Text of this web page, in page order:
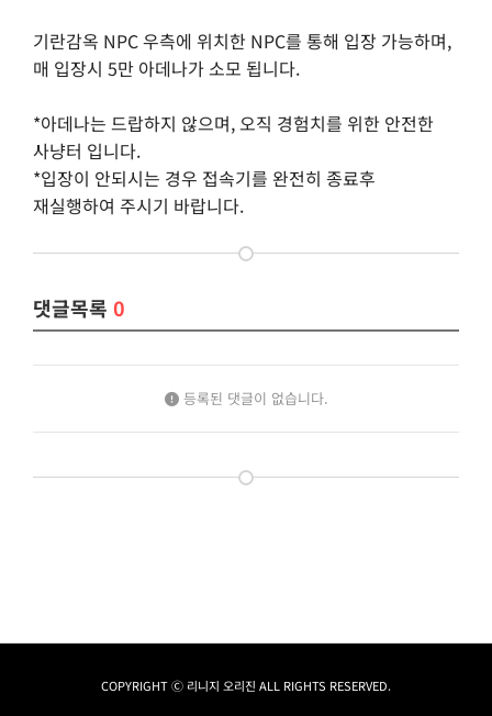
기란감옥 NPC 우측에 위치한 NPC를 통해 입장 가능하며,
매 입장시 5만 아데나가 소모 됩니다.
*아데나는 드랍하지 않으며, 오직 경험치를 위한 안전한
사냥터 입니다.
*입장이 안되시는 경우 접속기를 완전히 종료후
재실행하여 주시기 바랍니다.
댓글목록 0
등록된 댓글이 없습니다.
COPYRIGHT Ⓒ 리니지 오리진 ALL RIGHTS RESERVED.